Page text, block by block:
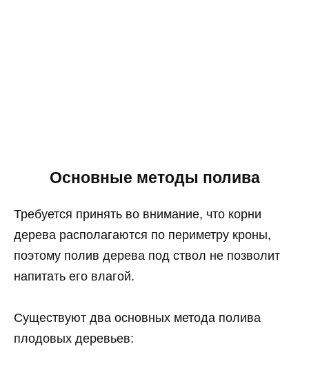
Основные методы полива
Требуется принять во внимание, что корни
дерева располагаются по периметру кроны,
поэтому полив дерева под ствол не позволит
напитать его влагой.
Существуют два основных метода полива
плодовых деревьев: